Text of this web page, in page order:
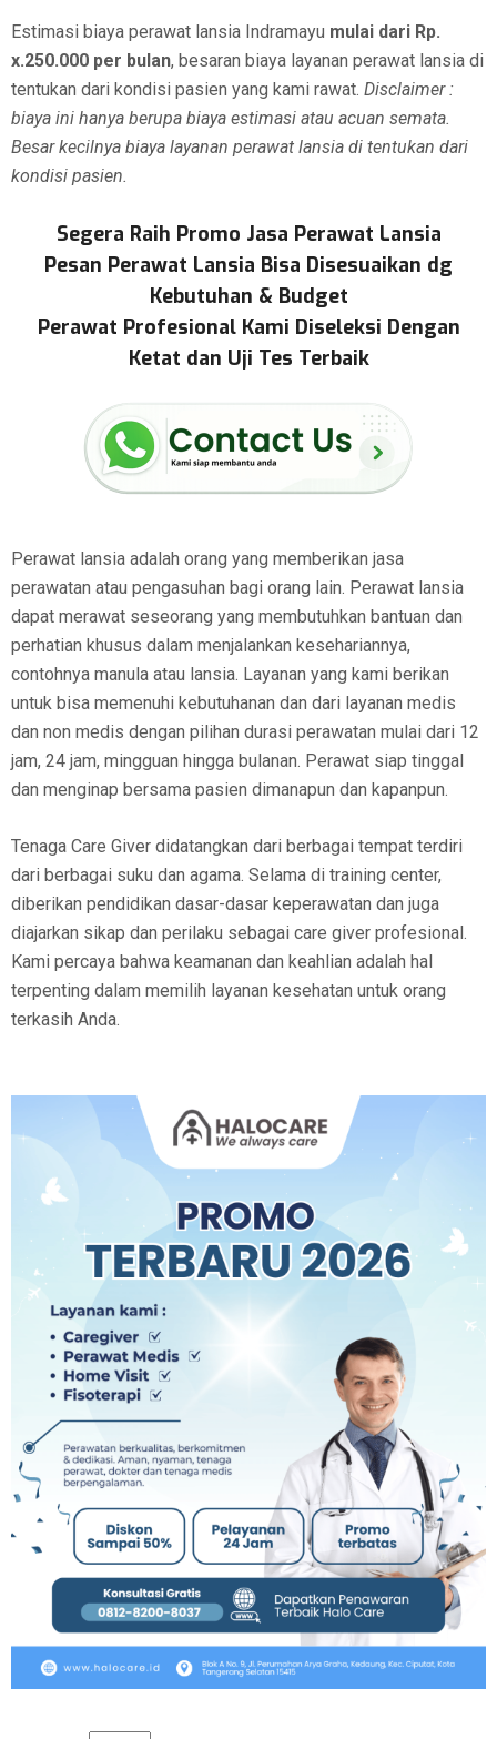
Estimasi biaya perawat lansia Indramayu mulai dari Rp.
x.250.000 per bulan, besaran biaya layanan perawat lansia di
tentukan dari kondisi pasien yang kami rawat. Disclaimer :
biaya ini hanya berupa biaya estimasi atau acuan semata.
Besar kecilnya biaya layanan perawat lansia di tentukan dari
kondisi pasien.
Segera Raih Promo Jasa Perawat Lansia
Pesan Perawat Lansia Bisa Disesuaikan dg
Kebutuhan & Budget
Perawat Profesional Kami Diseleksi Dengan
Ketat dan Uji Tes Terbaik
Perawat lansia adalah orang yang memberikan jasa
perawatan atau pengasuhan bagi orang lain. Perawat lansia
dapat merawat seseorang yang membutuhkan bantuan dan
perhatian khusus dalam menjalankan kesehariannya,
contohnya manula atau lansia. Layanan yang kami berikan
untuk bisa memenuhi kebutuhanan dan dari layanan medis
dan non medis dengan pilihan durasi perawatan mulai dari 12
jam, 24 jam, mingguan hingga bulanan. Perawat siap tinggal
dan menginap bersama pasien dimanapun dan kapanpun.
Tenaga Care Giver didatangkan dari berbagai tempat terdiri
dari berbagai suku dan agama. Selama di training center,
diberikan pendidikan dasar-dasar keperawatan dan juga
diajarkan sikap dan perilaku sebagai care giver profesional.
Kami percaya bahwa keamanan dan keahlian adalah hal
terpenting dalam memilih layanan kesehatan untuk orang
terkasih Anda.